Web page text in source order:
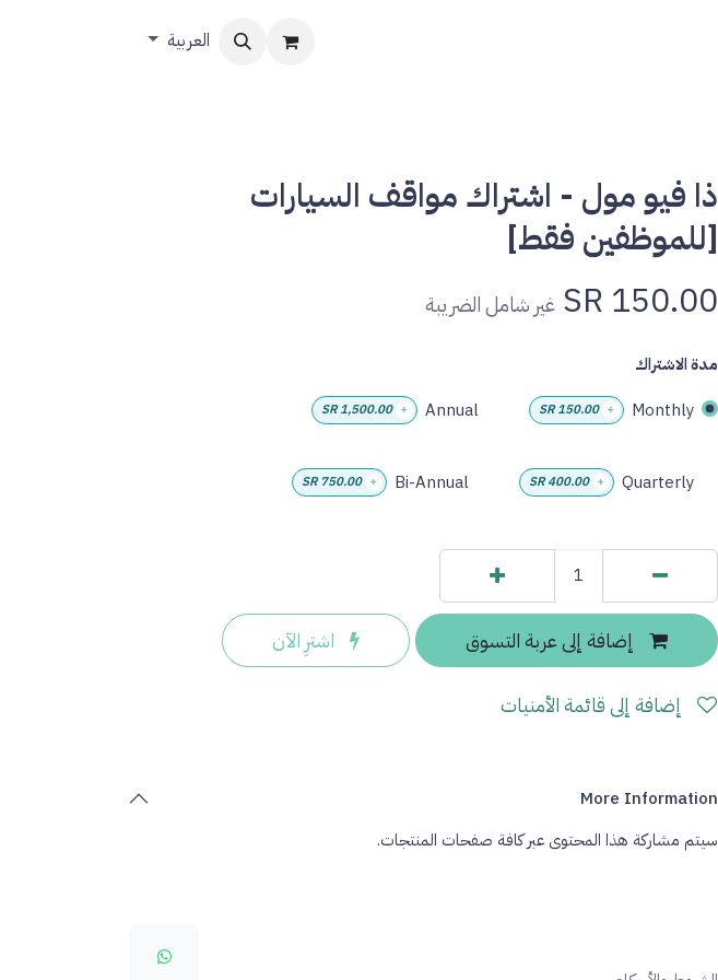
العربية
ذا فيو مول - اشتراك مواقف السيارات
[للموظفين فقط]
150.00
غير شامل الضريبة
مدة الاشتراك
Monthly
+
150.00
SR
Annual
+
1,500.00
SR
Quarterly
+
400.00
SR
Bi-Annual
+
750.00
SR
إضافة إلى عربة التسوق اشترِ الآن
More Information
سيتم مشاركة هذا المحتوى عبر كافة صفحات المنتجات.